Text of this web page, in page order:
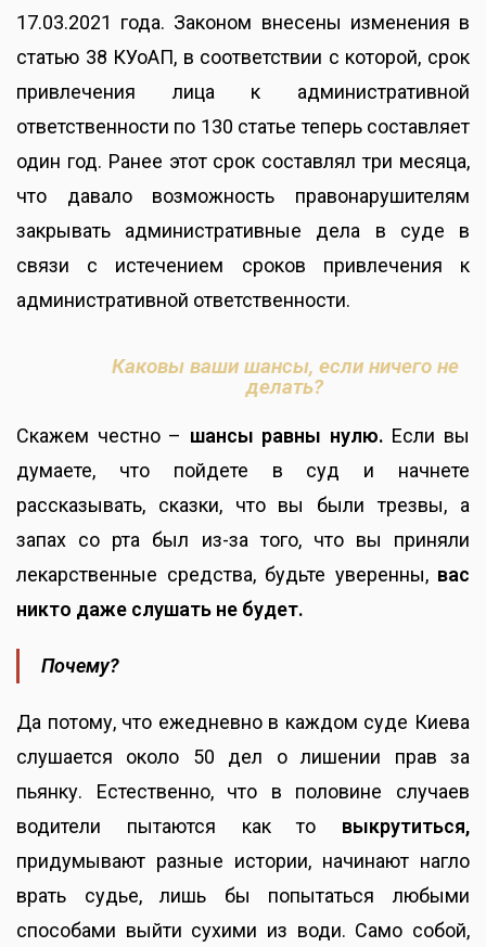
17.03.2021 года. Законом внесены изменения в
статью 38 КУоАП, в соответствии с которой, срок
привлечения лица к административной
ответственности по 130 статье теперь составляет
один год. Ранее этот срок составлял три месяца,
что давало возможность правонарушителям
закрывать административные дела в суде в
связи с истечением сроков привлечения к
административной ответственности.
Каковы ваши шансы, если ничего не
делать?
Скажем честно – шансы равны нулю. Если вы
думаете, что пойдете в суд и начнете
рассказывать, сказки, что вы были трезвы, а
запах со рта был из-за того, что вы приняли
лекарственные средства, будьте уверенны, вас
никто даже слушать не будет.
Почему?
Да потому, что ежедневно в каждом суде Киева
слушается около 50 дел о лишении прав за
пьянку. Естественно, что в половине случаев
водители пытаются как то выкрутиться,
придумывают разные истории, начинают нагло
врать судье, лишь бы попытаться любыми
способами выйти сухими из води. Само собой,